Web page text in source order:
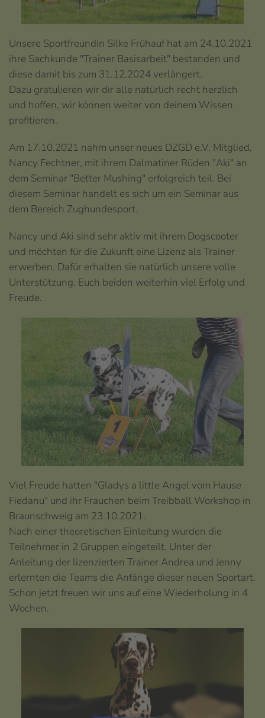
Unsere Sportfreundin Silke Frühauf hat am 24.10.2021
ihre Sachkunde "Trainer Basisarbeit" bestanden und
diese damit bis zum 31.12.2024 verlängert.
Dazu gratulieren wir dir alle natürlich recht herzlich
und hoffen, wir können weiter von deinem Wissen
profitieren.
Am 17.10.2021 nahm unser neues DZGD e.V. Mitglied,
Nancy Fechtner, mit ihrem Dalmatiner Rüden "Aki" an
dem Seminar "Better Mushing" erfolgreich teil. Bei
diesem Seminar handelt es sich um ein Seminar aus
dem Bereich Zughundesport.
Nancy und Aki sind sehr aktiv mit ihrem Dogscooter
und möchten für die Zukunft eine Lizenz als Trainer
erwerben. Dafür erhalten sie natürlich unsere volle
Unterstützung. Euch beiden weiterhin viel Erfolg und
Freude.
Viel Freude hatten "Gladys a little Angel vom Hause
Fiedanu" und ihr Frauchen beim Treibball Workshop in
Braunschweig am 23.10.2021.
Nach einer theoretischen Einleitung wurden die
Teilnehmer in 2 Gruppen eingeteilt. Unter der
Anleitung der lizenzierten Trainer Andrea und Jenny
erlernten die Teams die Anfänge dieser neuen Sportart.
Schon jetzt freuen wir uns auf eine Wiederholung in 4
Wochen.